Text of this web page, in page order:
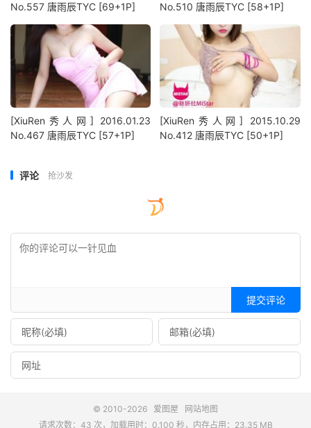
No.557 唐雨辰TYC [69+1P]
No.510 唐雨辰TYC [58+1P]
[XiuRen秀人网] 2016.01.23
No.467 唐雨辰TYC [57+1P]
[XiuRen秀人网] 2015.10.29
No.412 唐雨辰TYC [50+1P]
评论 抢沙发
提交评论
© 2010-2026 爱图屋
网站地图
请求次数：43 次，加载用时：0.100 秒，内存占用：23.35 MB